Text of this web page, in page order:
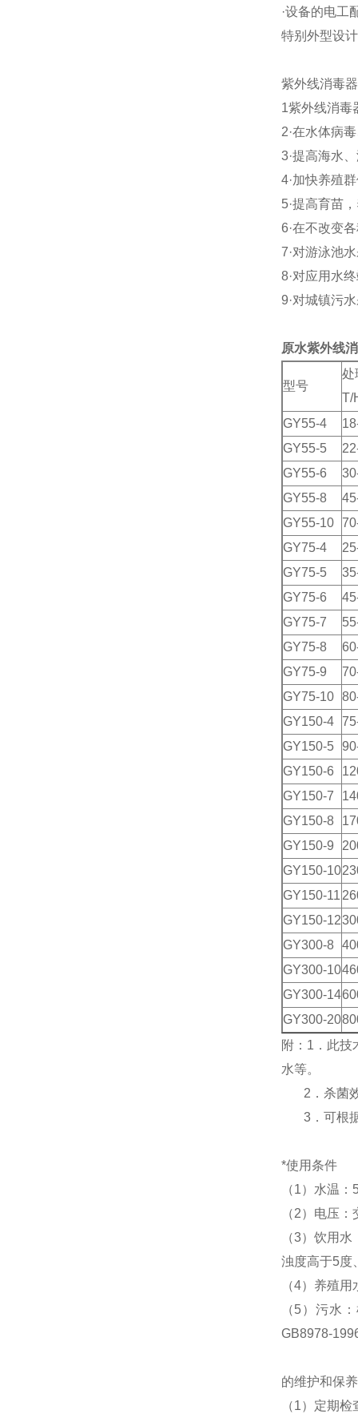
·设备的电工
特别外型设
紫外线消毒
1紫外线消毒
2·在水体病
3·提高海水
4·加快养殖
5·提高育苗
6·在不改变
7·对游泳池
8·对应用水
9·对城镇污
原水紫外线
型号
处
T/
GY55-4
GY55-5
GY55-6
GY55-8
GY55-10
GY75-4
GY75-5
GY75-6
GY75-7
GY75-8
GY75-9
GY75-10
GY150-4
GY150-5
GY150-6
GY150-7
GY150-8
GY150-9
GY150-10
GY150-11
GY150-12
GY300-8
GY300-10
GY300-14
GY300-20
附：1．此
水等。
2．杀菌效
3．可根据
*使用条件
（1）水温
（2）电压
（3）饮用
浊度高于5度
（4）养殖
（5）污水
GB8978-
的维护和保养
（1）定期